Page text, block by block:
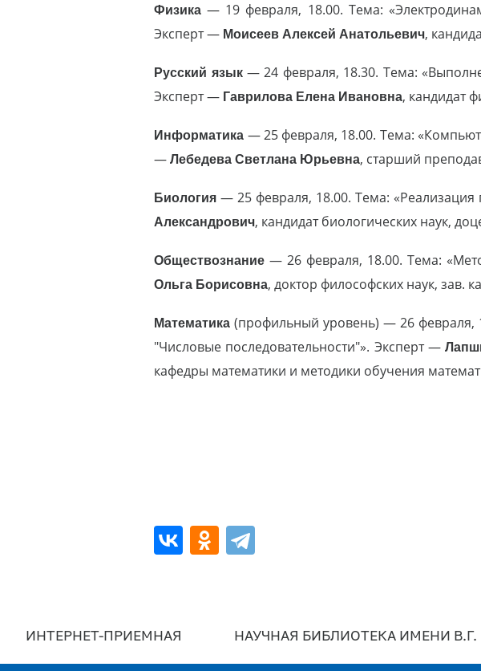
Физика — 19 февраля, 18.00. Тема:
Эксперт — Моисеев Алексей Анатольевич,
Русский язык— 24 февраля, 18.30. Тема:
Эксперт — Гаврилова Елена Ивановна, кандидат
Информатика — 25 февраля, 18.00. Тема:
—Лебедева Светлана Юрьевна, старший
Биология — 25 февраля, 18.00. Тема:
Александрович, кандидат биологических наук,
Обществознание— 26 февраля, 18.00. Тема:
Ольга Борисовна, доктор философских наук, зав.
Математика (профильный уровень) — 26
"Числовые последовательности"». Эксперт —
кафедры математики и методики обучения
ИНТЕРНЕТ-ПРИЕМНАЯ НАУЧНАЯ БИБЛИОТЕКА ИМЕНИ